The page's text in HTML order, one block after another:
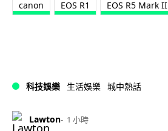
canon EOS R1 EOS R5 Mark II
科技娛樂 生活娛樂 城中熱話
Lawton 1 小時